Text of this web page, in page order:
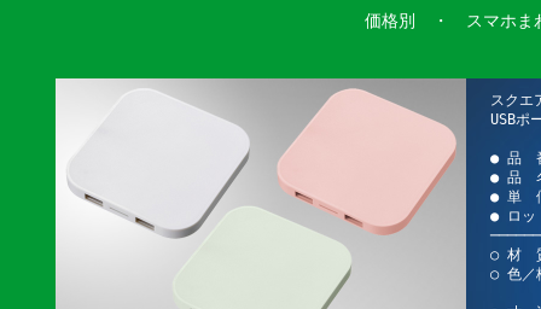
価格別 ・ スマホま
スクエ
USBポ
● 品
● 品
● 単
● ロッ
○ 材
○ 色／